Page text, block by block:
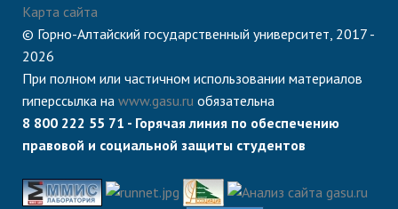
Карта сайта
© Горно-Алтайский государственный университет, 2017 -
2026
При полном или частичном использовании материалов
гиперссылка на www.gasu.ru обязательна
8 800 222 55 71 - Горячая линия по обеспечению
правовой и социальной защиты студентов